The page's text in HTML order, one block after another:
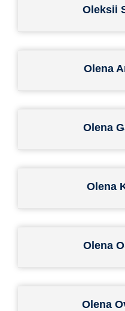
Oleksii
Olena
Olena
Olena
Olena
Olena